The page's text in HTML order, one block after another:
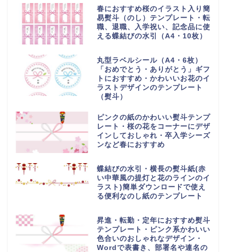
春におすすめ桜のイラスト入り簡
易熨斗（のし）テンプレート・転
職、退職、入学祝い、記念品に使
える蝶結びの水引（A4・10枚）
丸型ラベルシール（A4・6枚）
「おめでとう・ありがとう」ギフ
トにおすすめ・かわいいお花のイ
ラストデザインのテンプレート
（熨斗）
ピンクの紙のかわいい熨斗テンプ
レート・桜の花をコーナーにデザ
インしておしゃれ・卒入学シーズ
ンなど春におすすめ
蝶結びの水引・横長の熨斗紙(赤
い中華風の提灯と花のラインのイ
ラスト)簡単ダウンロードで使え
る便利なのし紙のテンプレート
昇進・転勤・定年におすすめ熨斗
テンプレート・ピンク系かわいい
色合いのおしゃれなデザイン・
Wordで表書き、部署名や連名の